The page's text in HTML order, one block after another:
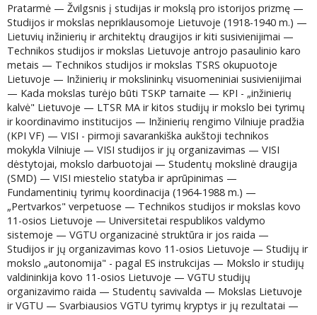
Pratarmė — Žvilgsnis į studijas ir mokslą pro istorijos prizmę —
Studijos ir mokslas nepriklausomoje Lietuvoje (1918-1940 m.) —
Lietuvių inžinierių ir architektų draugijos ir kiti susivienijimai —
Technikos studijos ir mokslas Lietuvoje antrojo pasaulinio karo
metais — Technikos studijos ir mokslas TSRS okupuotoje
Lietuvoje — Inžinierių ir mokslininkų visuomeniniai susivienijimai
— Kada mokslas turėjo būti TSKP tarnaite — KPI - „inžinierių
kalvė" Lietuvoje — LTSR MA ir kitos studijų ir mokslo bei tyrimų
ir koordinavimo institucijos — Inžinierių rengimo Vilniuje pradžia
(KPI VF) — VISI - pirmoji savarankiška aukštoji technikos
mokykla Vilniuje — VISI studijos ir jų organizavimas — VISI
dėstytojai, mokslo darbuotojai — Studentų mokslinė draugija
(SMD) — VISI miestelio statyba ir aprūpinimas —
Fundamentinių tyrimų koordinacija (1964-1988 m.) —
„Pertvarkos" verpetuose — Technikos studijos ir mokslas kovo
11-osios Lietuvoje — Universitetai respublikos valdymo
sistemoje — VGTU organizacinė struktūra ir jos raida —
Studijos ir jų organizavimas kovo 11-osios Lietuvoje — Studijų ir
mokslo „autonomija" - pagal ES instrukcijas — Mokslo ir studijų
valdininkija kovo 11-osios Lietuvoje — VGTU studijų
organizavimo raida — Studentų savivalda — Mokslas Lietuvoje
ir VGTU — Svarbiausios VGTU tyrimų kryptys ir jų rezultatai —